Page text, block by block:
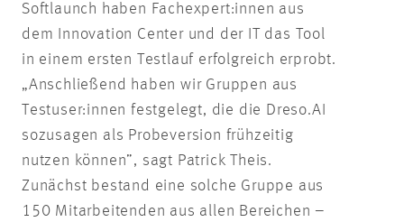
Softlaunch haben Fachexpert:innen aus
dem Innovation Center und der IT das Tool
in einem ersten Testlauf erfolgreich erprobt.
„Anschließend haben wir Gruppen aus
Testuser:innen festgelegt, die die Dreso.AI
sozusagen als Probeversion frühzeitig
nutzen können”, sagt Patrick Theis.
Zunächst bestand eine solche Gruppe aus
150 Mitarbeitenden aus allen Bereichen –